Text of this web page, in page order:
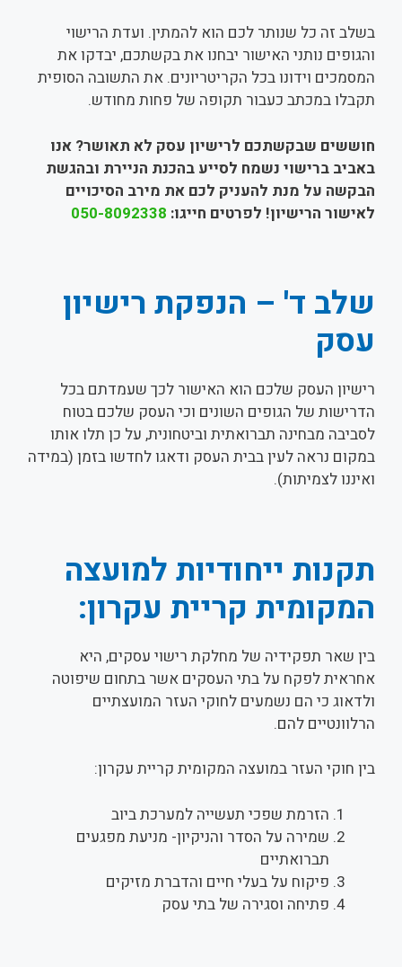
בשלב זה כל שנותר לכם הוא להמתין. ועדת הרישוי
והגופים נותני האישור יבחנו את בקשתכם, יבדקו את
המסמכים וידונו בכל הקריטריונים. את התשובה הסופית
תקבלו במכתב כעבור תקופה של פחות מחודש.
חוששים שבקשתכם לרישיון עסק לא תאושר? אנו
באביב ברישוי נשמח לסייע בהכנת הניירת ובהגשת
הבקשה על מנת להעניק לכם את מירב הסיכויים
לאישור הרישיון! לפרטים חייגו: 050-8092338
שלב ד' – הנפקת רישיון
עסק
רישיון העסק שלכם הוא האישור לכך שעמדתם בכל
הדרישות של הגופים השונים וכי העסק שלכם בטוח
לסביבה מבחינה תברואתית וביטחונית, על כן תלו אותו
במקום נראה לעין בבית העסק ודאגו לחדשו בזמן (במידה
ואיננו לצמיתות).
תקנות ייחודיות למועצה
המקומית קריית עקרון:
בין שאר תפקידיה של מחלקת רישוי עסקים, היא
אחראית לפקח על בתי העסקים אשר בתחום שיפוטה
ולדאוג כי הם נשמעים לחוקי העזר המועצתיים
הרלוונטיים להם.
בין חוקי העזר במועצה המקומית קריית עקרון:
הזרמת שפכי תעשייה למערכת ביוב
שמירה על הסדר והניקיון- מניעת מפגעים
תברואתיים
פיקוח על בעלי חיים והדברת מזיקים
פתיחה וסגירה של בתי עסק